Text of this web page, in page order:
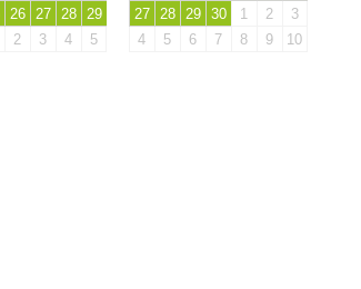
26 27 28
29
2 3 4 5
27
28 29 30 1 2
3
4
5 6 7 8 9 10